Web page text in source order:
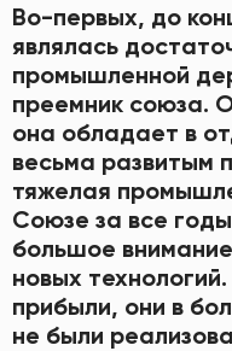
Во-первых, до
являлась
промышленной
преемник союза.
она обладает в
весьма развитым
тяжелая
Союзе за все
большое
новых
прибыли, они в
не были